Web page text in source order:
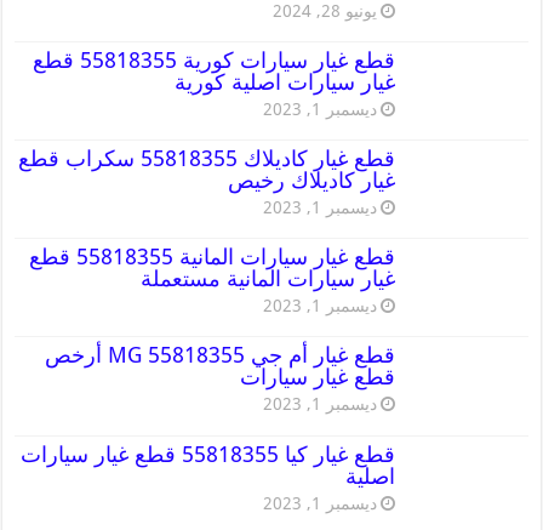
يونيو 28, 2024
قطع غيار سيارات كورية 55818355 قطع
غيار سيارات اصلية كورية
ديسمبر 1, 2023
قطع غيار كاديلاك 55818355 سكراب قطع
غيار كاديلاك رخيص
ديسمبر 1, 2023
قطع غيار سيارات المانية 55818355 قطع
غيار سيارات المانية مستعملة
ديسمبر 1, 2023
قطع غيار أم جي MG 55818355 أرخص
قطع غيار سيارات
ديسمبر 1, 2023
قطع غيار كيا 55818355 قطع غيار سيارات
اصلية
ديسمبر 1, 2023